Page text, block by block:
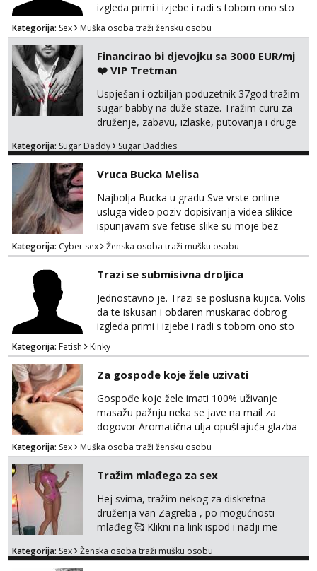
izgleda primi i izjebe i radi s tobom ono sto
on zeli raditi. Cura si van okvira,kinky i
poslusna. Idealno 25 godina max okvirno 40.
Nikakve umisljene femy ko fol ljepotice me ne
interesiraju. Stop pederima i slicnima. Stop
bonovima i slicne gluposti. Javi se sa slikom i
ukratko o sebi na: naal_naal@yahoo...
Kategorija: Sex Muška osoba traži žensku osobu
Financirao bi djevojku sa 3000 EUR/mj
❤️ VIP Tretman
Uspješan i ozbiljan poduzetnik 37god tražim
sugar babby na duže staze. Tražim curu za
druženje, zabavu, izlaske, putovanja i druge
otvorena, komunikativna, zgodna i atraktivna
markodalic37@gmail.com
Kategorija: Sugar Daddy Sugar Daddies
Vruca Bucka Melisa
Najbolja Bucka u gradu Sve vrste online
usluga video poziv dopisivanja videa slikice
ispunjavam sve fetise slike su moje bez
neugodnih iznenađenja javiti se na wap:
+385998702942
Kategorija: Cyber sex Ženska osoba traži mušku osobu
Trazi se submisivna droljica
Jednostavno je. Trazi se poslusna kujica. Volis
da te iskusan i obdaren muskarac dobrog
izgleda primi i izjebe i radi s tobom ono sto
on zeli raditi. Cura si van okvira,kinky i
poslusna. Idealno 25 godina max okvirno 40.
Nikakve umisljene femy ko fol ljepotice me ne
interesiraju. Stop pederima i slicnima. Stop
bonovima i slicne gluposti. Javi se sa slikom i
ukratko o sebi na: naal_naal@yaho...
Kategorija: Fetish Kinky
Za gospođe koje žele uzivati
Gospođe koje žele imati 100% uživanje
masažu pažnju neka se jave na mail za
dogovor Aromatična ulja opuštajuća glazba
Budi moja Kraljica i ispuni si želje za dobro
opuštanje Vaš prostor
Kategorija: Sex Muška osoba traži žensku osobu
Tražim mlađega za sex
Hej svima, tražim nekog za diskretna
druženja van Zagreba , po mogućnosti
mlađeg 🥰 Klikni na link ispod i nadji me
Kategorija: Sex Ženska osoba traži mušku osobu